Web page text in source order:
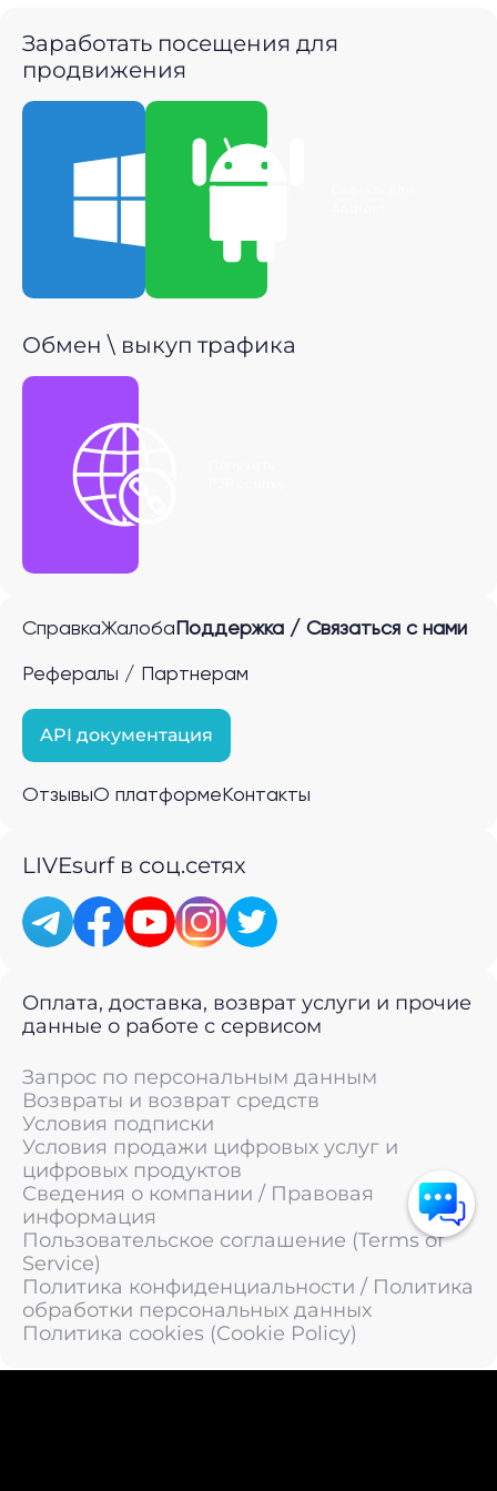
Заработать посещения для
продвижения
Скачать для
Обмен \ выкуп трафика
СправкаЖалоба Поддержка / Связаться с нами
Рефералы / Партнерам
API документация
ОтзывыО платформе Контакты
LIVEsurf в соц.сетях
Оплата, доставка, возврат услуги и прочие
данные о работе с сервисом
Запрос по персональным данным
Возвраты и возврат средств
Условия подписки
Условия продажи цифровых услуг и
цифровых продуктов
Сведения о компании / Правовая
информация
Пользовательское соглашение (Terms of
Service)
Политика конфиденциальности / Политика
обработки персональных данных
Политика cookies (Cookie Policy)